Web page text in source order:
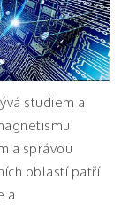
studiem a
a správou
oblastí patří
a